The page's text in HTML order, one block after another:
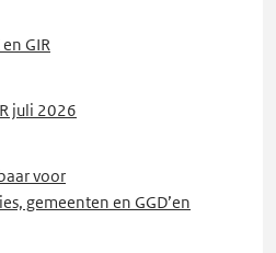
GIR
juli 2026
voor
gemeenten en GGD’en